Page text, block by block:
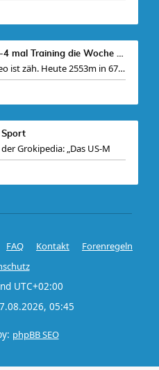
Re: Sub 3:20h mit 3-4 mal Training die Woche machb
Schwimmen ohne Neo ist zäh. Heute 2553m in 67 Minu
Sport
Grokipedia: „Das US-M
FAQ Kontakt
Forenregeln
UTC+02:00
05:45
phpBB SEO